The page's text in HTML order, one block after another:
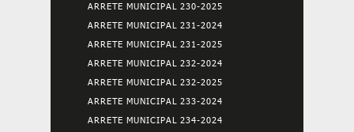
ARRETE MUNICIPAL 230-2025
ARRETE MUNICIPAL 231-2024
ARRETE MUNICIPAL 231-2025
ARRETE MUNICIPAL 232-2024
ARRETE MUNICIPAL 232-2025
ARRETE MUNICIPAL 233-2024
ARRETE MUNICIPAL 234-2024